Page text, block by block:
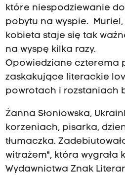
które niespodziewanie
pobytu na wyspie.
kobieta staje się tak
na wyspę kilka razy.
Opowiedziane czterema
zaskakujące literackie
powrotach i rozstaniach
Żanna Słoniowska,
korzeniach, pisarka,
tłumaczka.
witrażem", która wygrała
Wydawnictwa Znak